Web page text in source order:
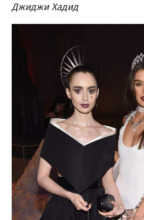
Джиджи Хадид